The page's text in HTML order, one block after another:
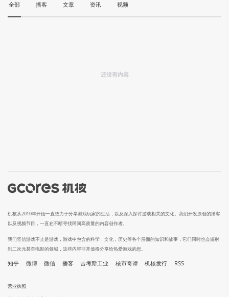
全部 播客 文章 资讯 视频
还没有内容
机核从2010年开始一直致力于分享游戏玩家的生活，以及深入探讨游戏相关的文化。我们开发原创的播客
以及视频节目，一直在不断寻找民间高质量的内容创作者。
我们坚信游戏不止是游戏，游戏中包含的科学，文化，历史等各个层面的知识和故事，它们同时也会辐射
到二次元甚至电影的领域，这些内容非常值得分享给热爱游戏的您。
知乎 微博 微信 播客 吉考斯工业 核市奇谭 机核发行 RSS
营业执照